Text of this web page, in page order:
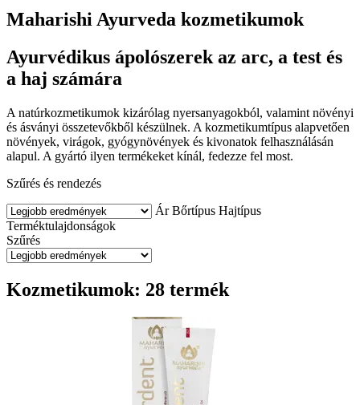
Maharishi Ayurveda kozmetikumok
Ayurvédikus ápolószerek az arc, a test és
a haj számára
A natúrkozmetikumok kizárólag nyersanyagokból, valamint növényi
és ásványi összetevőkből készülnek. A kozmetikumtípus alapvetően
növények, virágok, gyógynövények és kivonatok felhasználásán
alapul. A gyártó ilyen termékeket kínál, fedezze fel most.
Szűrés és rendezés
Ár Bőrtípus Hajtípus
Terméktulajdonságok
Szűrés
Kozmetikumok: 28 termék